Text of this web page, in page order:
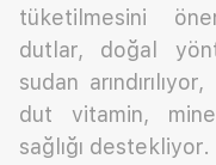
tüketilmesini
dutlar, doğal
sudan
dut vitamin,
sağlığı